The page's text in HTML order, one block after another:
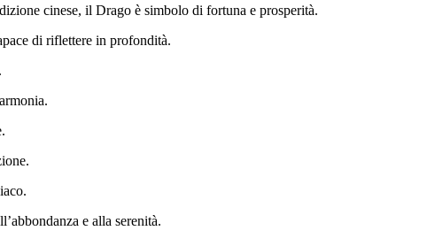
cinese, il Drago è simbolo di fortuna e prosperità.
di riflettere in profondità.
e alla serenità.